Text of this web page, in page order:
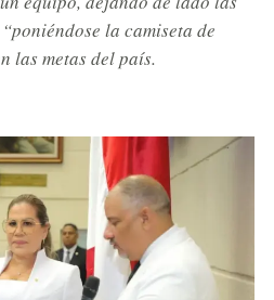
la camiseta de
las metas del país.